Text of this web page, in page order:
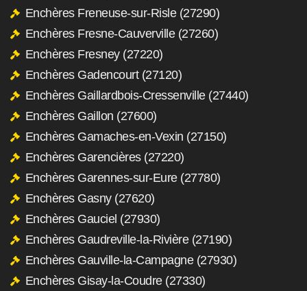
Enchères Freneuse-sur-Risle (27290)
Enchères Fresne-Cauverville (27260)
Enchères Fresney (27220)
Enchères Gadencourt (27120)
Enchères Gaillardbois-Cressenville (27440)
Enchères Gaillon (27600)
Enchères Gamaches-en-Vexin (27150)
Enchères Garencières (27220)
Enchères Garennes-sur-Eure (27780)
Enchères Gasny (27620)
Enchères Gauciel (27930)
Enchères Gaudreville-la-Rivière (27190)
Enchères Gauville-la-Campagne (27930)
Enchères Gisay-la-Coudre (27330)